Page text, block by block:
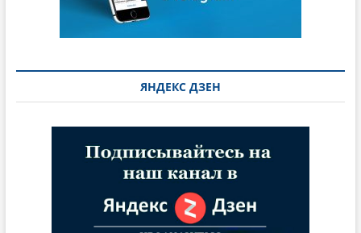
ЯНДЕКС ДЗЕН